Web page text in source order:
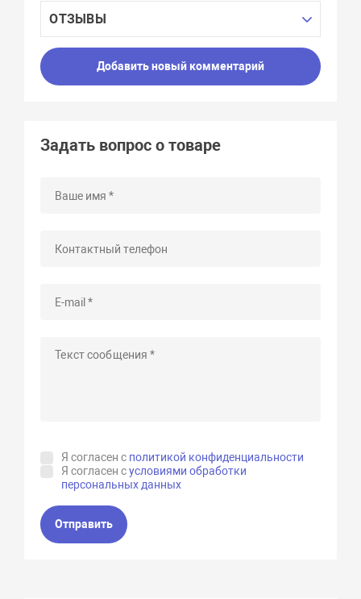
ОТЗЫВЫ
Добавить новый комментарий
Задать вопрос о товаре
Я согласен с политикой конфиденциальности
Я согласен сусловиями обработки
персональных данных
Отправить